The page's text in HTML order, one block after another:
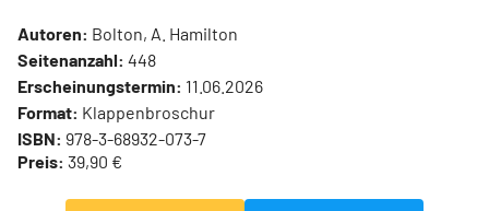
Autoren: Bolton, A. Hamilton
Seitenanzahl: 448
Erscheinungstermin: 11.06.2026
Format: Klappenbroschur
ISBN: 978-3-68932-073-7
Preis: 39,90 €